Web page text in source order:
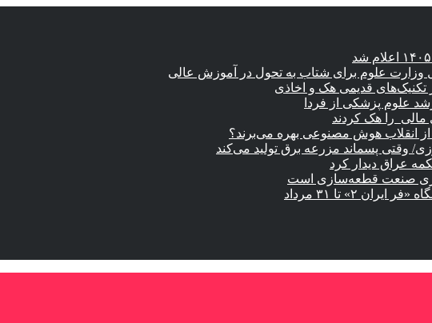
وزارت علوم برای شتاب به تحول در آموزش عالی
تکنیک‌های قدیمی هک و اخاذی
علوم پزشکی از فردا
را هک کردند
انقلاب هوش مصنوعی بهره می‌برند؟
وقتی پسماند مزرعه‌ برق تولید می‌کند
عراق دیدار کرد
صنعت قطعه‌سازی است
۲» تا ۳۱ مرداد